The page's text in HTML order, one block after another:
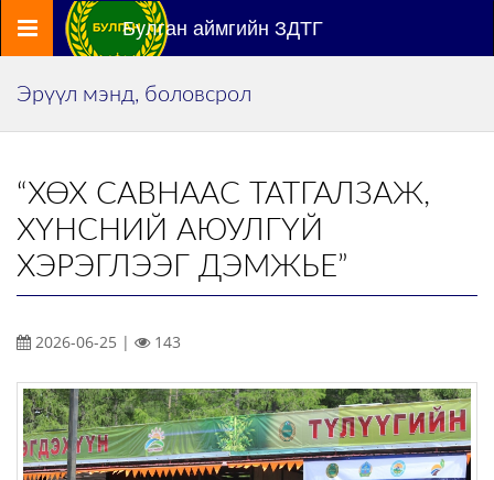
Цэс Булган аймгийн ЗДТГ
Эрүүл мэнд, боловсрол
“ХӨХ САВНААС ТАТГАЛЗАЖ,
ХҮНСНИЙ АЮУЛГҮЙ
ХЭРЭГЛЭЭГ ДЭМЖЬЕ”
2026-06-25 | 143